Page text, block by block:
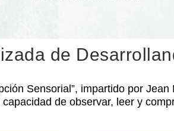
de
Sensorial”, impartido por
de observar, leer y